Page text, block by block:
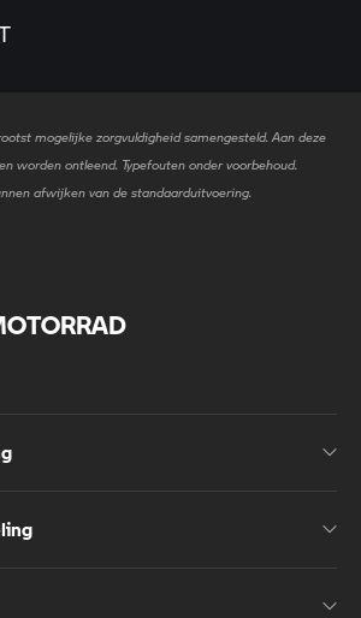
mogelijke zorgvuldigheid samengesteld. Aan deze
worden ontleend. Typefouten onder voorbehoud.
afwijken van de standaarduitvoering.